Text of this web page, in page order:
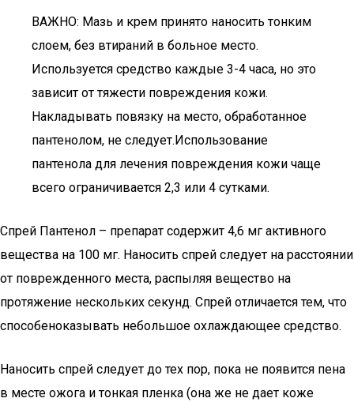
ВАЖНО: Мазь и крем принято наносить тонким
слоем, без втираний в больное место.
Используется средство каждые 3-4 часа, но это
зависит от тяжести повреждения кожи.
Накладывать повязку на место, обработанное
пантенолом, не следует.Использование
пантенола для лечения повреждения кожи чаще
всего ограничивается 2,3 или 4 сутками.
Спрей Пантенол – препарат содержит 4,6 мг активного
вещества на 100 мг. Наносить спрей следует на расстоянии
от поврежденного места, распыляя вещество на
протяжение нескольких секунд. Спрей отличается тем, что
способеноказывать небольшое охлаждающее средство.
Наносить спрей следует до тех пор, пока не появится пена
в месте ожога и тонкая пленка (она же не дает коже